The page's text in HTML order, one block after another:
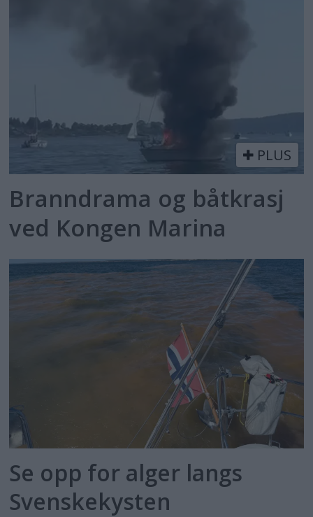
PLUS
Branndrama og båtkrasj
ved Kongen Marina
Se opp for alger langs
Svenskekysten